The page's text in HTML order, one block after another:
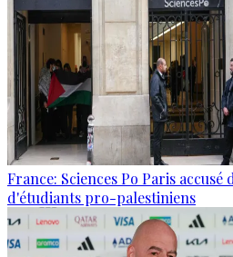
France: Sciences Po Paris
d'étudiants pro-palestiniens